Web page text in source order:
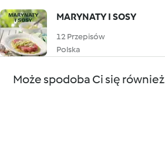
MARYNATY I SOSY
12 Przepisów
Polska
Może spodoba Ci się